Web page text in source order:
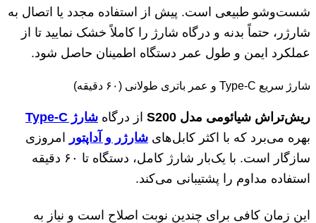
شست‌وشو طبیعی است. پیش از استفاده مجدد یا اتصال به
شارژر، حتماً بدنه و درگاه شارژ را کاملاً خشک نمایید تا از
عملکرد ایمن و طول عمر دستگاه اطمینان حاصل شود.
شارژ سریع Type-C و عمر باتری طولانی (۶۰ دقیقه)
ریش‌تراش شیائومی مدل S200 از درگاه شارژ Type-C
بهره می‌برد که با اکثر کابل‌های شارژر و آداپتور امروزی
سازگار است. با یک‌بار شارژ کامل، دستگاه تا ۶۰ دقیقه
استفاده مداوم را پشتیبانی می‌کند.
این زمان کافی برای چندین نوبت اصلاح است و نیاز به